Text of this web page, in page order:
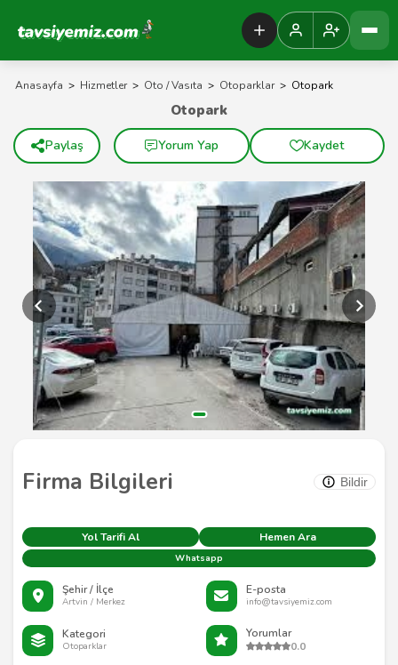
Tavsiyemiz Anasayfa
Anasayfa > Hizmetler > Oto / Vasıta > Otoparklar > Otopark
Firma Bilgileri Bildir
Yol Tarifi Al Hemen Ara
Whatsapp
Şehir / İlçe
Artvin / Merkez
E-posta
info@tavsiyemiz.com
Kategori
Otoparklar
Yorumlar
0.0
Otopark
Paylaş Yorum Yap Kaydet